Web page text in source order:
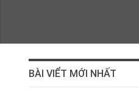
BÀI VIỂT MỚI NHẤT